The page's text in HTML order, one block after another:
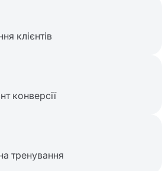
клієнтів
конверсії
тренування